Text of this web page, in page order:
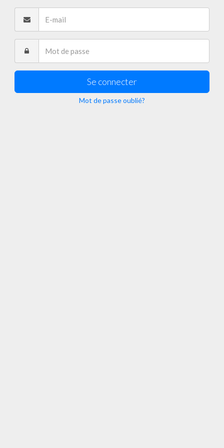
Se connecter
Mot de passe oublié?